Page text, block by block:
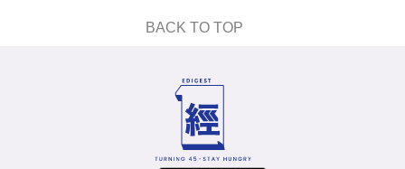
BACK TO TOP